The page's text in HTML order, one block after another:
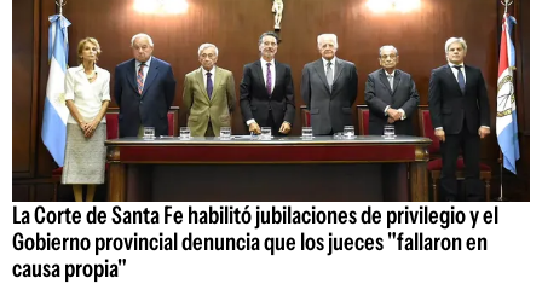
La Corte de Santa Fe habilitó jubilaciones de privilegio y el
Gobierno provincial denuncia que los jueces "fallaron en
causa propia"